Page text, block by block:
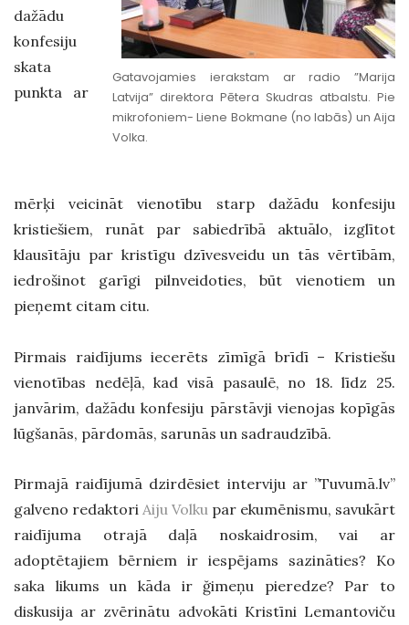
Gatavojamies ierakstam ar radio ”Marija
Latvija” direktora Pētera Skudras atbalstu. Pie
mikrofoniem- Liene Bokmane (no labās) un Aija
Volka.
dažādu
konfesiju
skata
punkta ar
mērķi veicināt vienotību starp dažādu konfesiju
kristiešiem, runāt par sabiedrībā aktuālo, izglītot
klausītāju par kristīgu dzīvesveidu un tās vērtībām,
iedrošinot garīgi pilnveidoties, būt vienotiem un
pieņemt citam citu.
Pirmais raidījums iecerēts zīmīgā brīdī – Kristiešu
vienotības nedēļā, kad visā pasaulē, no 18. līdz 25.
janvārim, dažādu konfesiju pārstāvji vienojas kopīgās
lūgšanās, pārdomās, sarunās un sadraudzībā.
Pirmajā raidījumā dzirdēsiet interviju ar ”Tuvumā.lv’’
galveno redaktori Aiju Volku par ekumēnismu, savukārt
raidījuma otrajā daļā noskaidrosim, vai ar
adoptētajiem bērniem ir iespējams sazināties? Ko
saka likums un kāda ir ğimeņu pieredze? Par to
diskusija ar zvērinātu advokāti Kristīni Lemantoviču